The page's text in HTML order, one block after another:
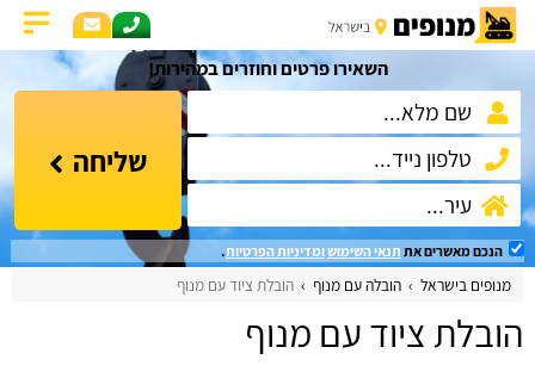
השאירו פרטים וחוזרים במהירות!
שליחה
הנכם מאשרים את תנאי השימושומדיניות הפרטיות.
מנופים בישראל הובלה עם מנוף הובלת ציוד עם מנוף
הובלת ציוד עם מנוף